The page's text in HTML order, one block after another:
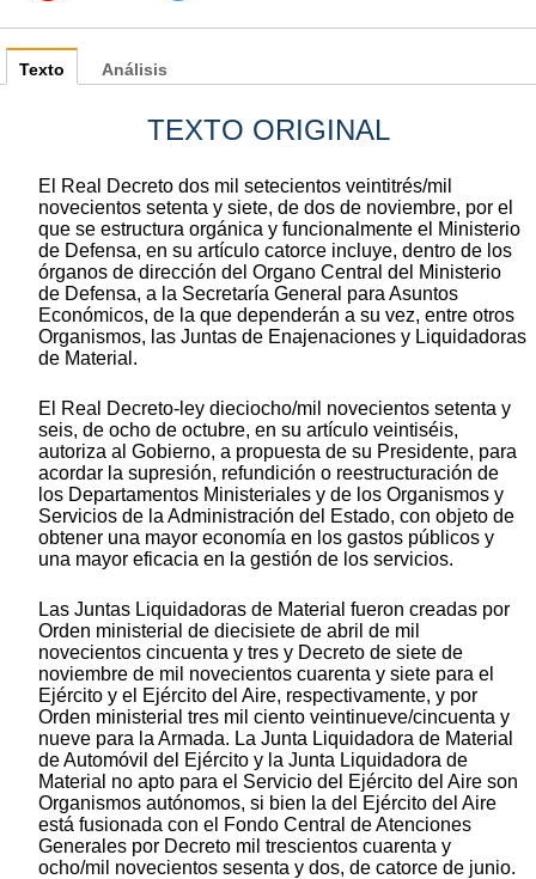
Texto
TEXTO ORIGINAL
El Real Decreto dos mil setecientos veintitrés/mil
novecientos setenta y siete, de dos de noviembre, por el
que se estructura orgánica y funcionalmente el Ministerio
de Defensa, en su artículo catorce incluye, dentro de los
órganos de dirección del Organo Central del Ministerio
de Defensa, a la Secretaría General para Asuntos
Económicos, de la que dependerán a su vez, entre otros
Organismos, las Juntas de Enajenaciones y Liquidadoras
de Material.
El Real Decreto-ley dieciocho/mil novecientos setenta y
seis, de ocho de octubre, en su artículo veintiséis,
autoriza al Gobierno, a propuesta de su Presidente, para
acordar la supresión, refundición o reestructuración de
los Departamentos Ministeriales y de los Organismos y
Servicios de la Administración del Estado, con objeto de
obtener una mayor economía en los gastos públicos y
una mayor eficacia en la gestión de los servicios.
Las Juntas Liquidadoras de Material fueron creadas por
Orden ministerial de diecisiete de abril de mil
novecientos cincuenta y tres y Decreto de siete de
noviembre de mil novecientos cuarenta y siete para el
Ejército y el Ejército del Aire, respectivamente, y por
Orden ministerial tres mil ciento veintinueve/cincuenta y
nueve para la Armada. La Junta Liquidadora de Material
de Automóvil del Ejército y la Junta Liquidadora de
Material no apto para el Servicio del Ejército del Aire son
Organismos autónomos, si bien la del Ejército del Aire
está fusionada con el Fondo Central de Atenciones
Generales por Decreto mil trescientos cuarenta y
ocho/mil novecientos sesenta y dos, de catorce de junio.
Análisis